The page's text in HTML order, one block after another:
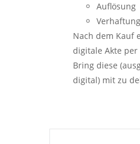
Auflösung
Verhaftung
Nach dem Kauf
digitale Akte
Bring diese
digital) mit zu